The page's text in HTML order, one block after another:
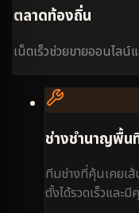
ตลาดท้องถิ่น
เน็ตเร็วช่วยขายออนไลน์
ช่างชำนาญพื้น
ทีมช่างที่คุ้นเคยเ
ตั้งได้รวดเร็วและ